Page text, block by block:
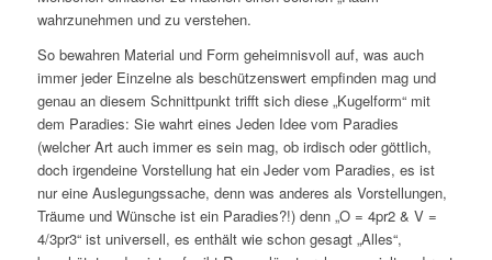
wahrzunehmen und zu verstehen.
So bewahren Material und Form geheimnisvoll auf, was auch
immer jeder Einzelne als beschützenswert empfinden mag und
genau an diesem Schnittpunkt trifft sich diese „Kugelform“ mit
dem Paradies: Sie wahrt eines Jeden Idee vom Paradies
(welcher Art auch immer es sein mag, ob irdisch oder göttlich,
doch irgendeine Vorstellung hat ein Jeder vom Paradies, es ist
nur eine Auslegungssache, denn was anderes als Vorstellungen,
Träume und Wünsche ist ein Paradies?!) denn „O = 4pr2 & V =
4/3pr3“ ist universell, es enthält wie schon gesagt „Alles“,